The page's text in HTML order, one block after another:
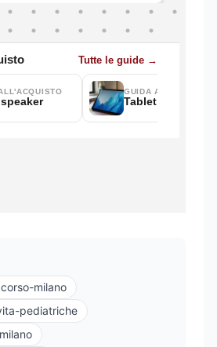
milano
pediatriche